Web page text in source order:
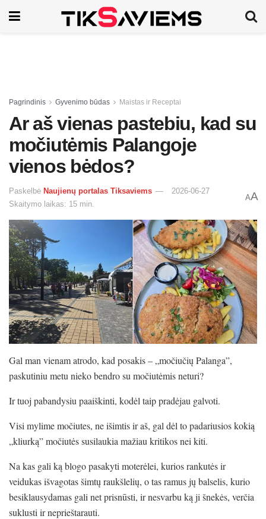
Pagrindinis Gyvenimo būdas Maistas ir Receptai
Ar aš vienas pastebiu, kad su
močiutėmis Palangoje
vienos bėdos?
Paskelbė Naujienų portalas Tiksaviems
2026-06-27
Skaitymo laikas: 15 min.
AA
Gal man vienam atrodo, kad posakis – „močiučių Palanga”,
paskutiniu metu nieko bendro su močiutėmis neturi?
Ir tuoj pabandysiu paaiškinti, kodėl taip pradėjau galvoti.
Visi mylime močiutes, ne išimtis ir aš, gal dėl to padariusios kokią
„kliurką” močiutės susilaukia mažiau kritikos nei kiti.
Na kas gali ką blogo pasakyti moterėlei, kurios rankutės ir
veidukas išvagotas šimtų raukšlelių, o tas ramus jų balselis, kurio
besiklausydamas gali net prisnūsti, ir nesvarbu ką ji šnekės, verčia
suklusti ir neprieštarauti.